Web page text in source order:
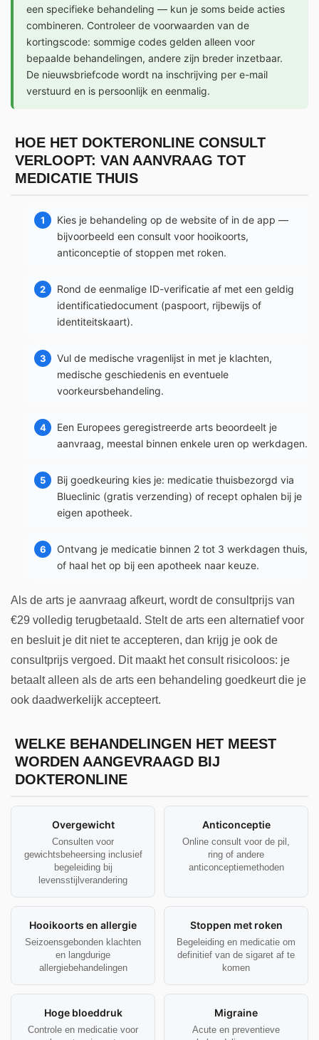
een specifieke behandeling — kun je soms beide acties
combineren. Controleer de voorwaarden van de
kortingscode: sommige codes gelden alleen voor
bepaalde behandelingen, andere zijn breder inzetbaar.
De nieuwsbriefcode wordt na inschrijving per e-mail
verstuurd en is persoonlijk en eenmalig.
HOE HET DOKTERONLINE CONSULT
VERLOOPT: VAN AANVRAAG TOT
MEDICATIE THUIS
Kies je behandeling op de website of in de app —
bijvoorbeeld een consult voor hooikoorts,
anticonceptie of stoppen met roken.
Rond de eenmalige ID-verificatie af met een geldig
identificatiedocument (paspoort, rijbewijs of
identiteitskaart).
Vul de medische vragenlijst in met je klachten,
medische geschiedenis en eventuele
voorkeursbehandeling.
Een Europees geregistreerde arts beoordeelt je
aanvraag, meestal binnen enkele uren op werkdagen.
Bij goedkeuring kies je: medicatie thuisbezorgd via
Blueclinic (gratis verzending) of recept ophalen bij je
eigen apotheek.
Ontvang je medicatie binnen 2 tot 3 werkdagen thuis,
of haal het op bij een apotheek naar keuze.
Als de arts je aanvraag afkeurt, wordt de consultprijs van
€29 volledig terugbetaald. Stelt de arts een alternatief voor
en besluit je dit niet te accepteren, dan krijg je ook de
consultprijs vergoed. Dit maakt het consult risicoloos: je
betaalt alleen als de arts een behandeling goedkeurt die je
ook daadwerkelijk accepteert.
WELKE BEHANDELINGEN HET MEEST
WORDEN AANGEVRAAGD BIJ
DOKTERONLINE
Overgewicht
Consulten voor
gewichtsbeheersing inclusief
begeleiding bij
levensstijlverandering
Anticonceptie
Online consult voor de pil,
ring of andere
anticonceptiemethoden
Hooikoorts en allergie
Seizoensgebonden klachten
en langdurige
allergiebehandelingen
Stoppen met roken
Begeleiding en medicatie om
definitief van de sigaret af te
komen
Hoge bloeddruk
Controle en medicatie voor
Migraine
Acute en preventieve